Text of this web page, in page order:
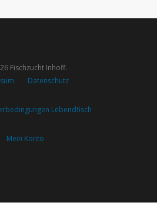
Fischzucht Inhoff.
Datenschutz
Lebendfisch
Mein Konto